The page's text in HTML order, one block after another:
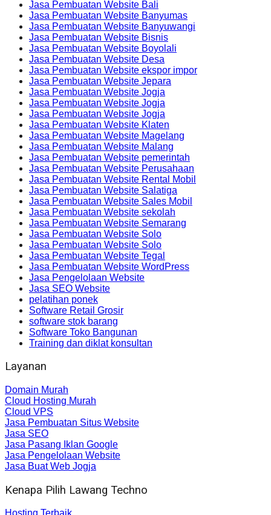
Jasa Pembuatan Website Bali
Jasa Pembuatan Website Banyumas
Jasa Pembuatan Website Banyuwangi
Jasa Pembuatan Website Bisnis
Jasa Pembuatan Website Boyolali
Jasa Pembuatan Website Desa
Jasa Pembuatan Website ekspor impor
Jasa Pembuatan Website Jepara
Jasa Pembuatan Website Jogja
Jasa Pembuatan Website Jogja
Jasa Pembuatan Website Jogja
Jasa Pembuatan Website Klaten
Jasa Pembuatan Website Magelang
Jasa Pembuatan Website Malang
Jasa Pembuatan Website pemerintah
Jasa Pembuatan Website Perusahaan
Jasa Pembuatan Website Rental Mobil
Jasa Pembuatan Website Salatiga
Jasa Pembuatan Website Sales Mobil
Jasa Pembuatan Website sekolah
Jasa Pembuatan Website Semarang
Jasa Pembuatan Website Solo
Jasa Pembuatan Website Solo
Jasa Pembuatan Website Tegal
Jasa Pembuatan Website WordPress
Jasa Pengelolaan Website
Jasa SEO Website
pelatihan ponek
Software Retail Grosir
software stok barang
Software Toko Bangunan
Training dan diklat konsultan
Layanan
Domain Murah
Cloud Hosting Murah
Cloud VPS
Jasa Pembuatan Situs Website
Jasa SEO
Jasa Pasang Iklan Google
Jasa Pengelolaan Website
Jasa Buat Web Jogja
Kenapa Pilih Lawang Techno